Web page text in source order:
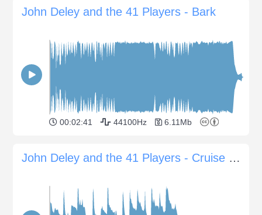
John Deley and the 41 Players - Bark
00:02:41 44100Hz 6.11Mb
John Deley and the 41 Players - Cruise Sting